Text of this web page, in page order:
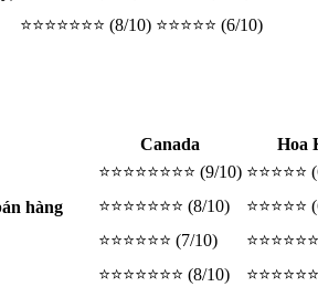
⭐⭐⭐⭐⭐⭐⭐ (8/10) ⭐⭐⭐⭐⭐ (6/10)
Canada
Hoa
⭐⭐⭐⭐⭐⭐⭐⭐ (9/10)
hàng
⭐⭐⭐⭐⭐⭐⭐ (8/10)
⭐⭐⭐⭐⭐⭐ (7/10)
⭐⭐⭐⭐⭐⭐⭐ (8/10)